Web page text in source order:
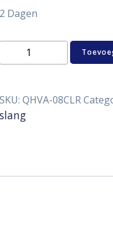
2 Dagen
Vacuümslang
transparant
mm
-
m1
SKU: QHVA-08CLR
slang